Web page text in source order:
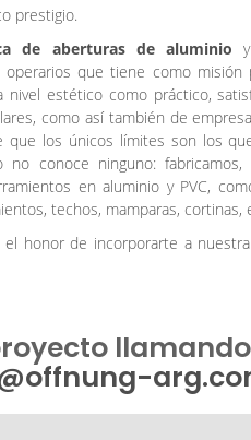
prestigio.
de aberturas de aluminio
operarios que tiene como
nivel estético como práctico,
como así también de
que los únicos límites son los
no conoce ninguno:
en aluminio y PVC,
techos, mamparas, cortinas,
el honor de incorporarte a